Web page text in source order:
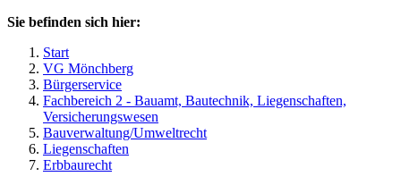
Sie befinden sich hier:
Start
VG Mönchberg
Bürgerservice
Fachbereich 2 - Bauamt, Bautechnik, Liegenschaften,
Versicherungswesen
Bauverwaltung/Umweltrecht
Liegenschaften
Erbbaurecht